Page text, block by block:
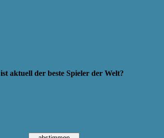
aktuell der beste Spieler der Welt?